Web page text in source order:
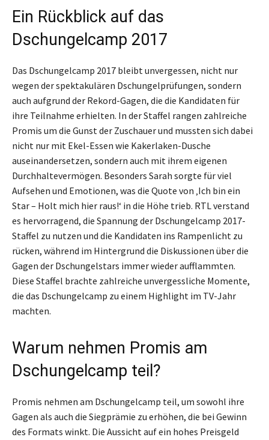
Ein Rückblick auf das
Dschungelcamp 2017
Das Dschungelcamp 2017 bleibt unvergessen, nicht nur
wegen der spektakulären Dschungelprüfungen, sondern
auch aufgrund der Rekord-Gagen, die die Kandidaten für
ihre Teilnahme erhielten. In der Staffel rangen zahlreiche
Promis um die Gunst der Zuschauer und mussten sich dabei
nicht nur mit Ekel-Essen wie Kakerlaken-Dusche
auseinandersetzen, sondern auch mit ihrem eigenen
Durchhaltevermögen. Besonders Sarah sorgte für viel
Aufsehen und Emotionen, was die Quote von ‚Ich bin ein
Star – Holt mich hier raus!‘ in die Höhe trieb. RTL verstand
es hervorragend, die Spannung der Dschungelcamp 2017-
Staffel zu nutzen und die Kandidaten ins Rampenlicht zu
rücken, während im Hintergrund die Diskussionen über die
Gagen der Dschungelstars immer wieder aufflammten.
Diese Staffel brachte zahlreiche unvergessliche Momente,
die das Dschungelcamp zu einem Highlight im TV-Jahr
machten.
Warum nehmen Promis am
Dschungelcamp teil?
Promis nehmen am Dschungelcamp teil, um sowohl ihre
Gagen als auch die Siegprämie zu erhöhen, die bei Gewinn
des Formats winkt. Die Aussicht auf ein hohes Preisgeld